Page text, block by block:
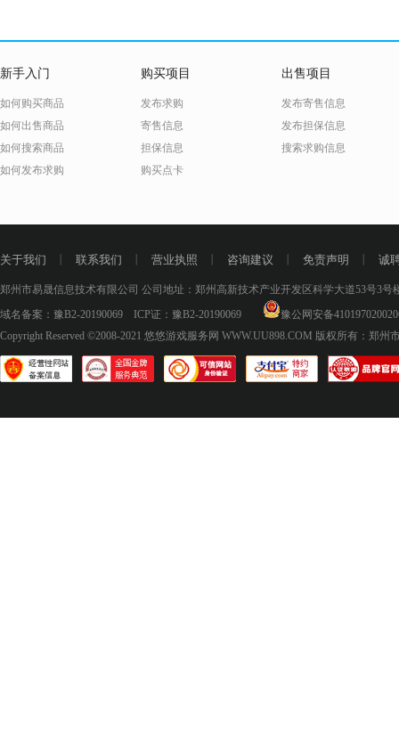
新手入门
如何购买商品
如何出售商品
如何搜索商品
如何发布求购
购买项目
发布求购
寄售信息
担保信息
购买点卡
出售项目
发布寄售信息
发布担保信息
搜索求购信息
关于我们 联系我们 营业执照 咨询建议 免责声明 诚
郑州市易晟信息技术有限公司 公司地址：郑州高新技术产业开发区科学大道53号3号
域名备案： 豫B2-20190069 ICP证： 豫B2-20190069
豫公网安备
Copyright Reserved ©2008-2021 悠悠游戏服务网 WWW.UU898.COM 版权所有：郑州